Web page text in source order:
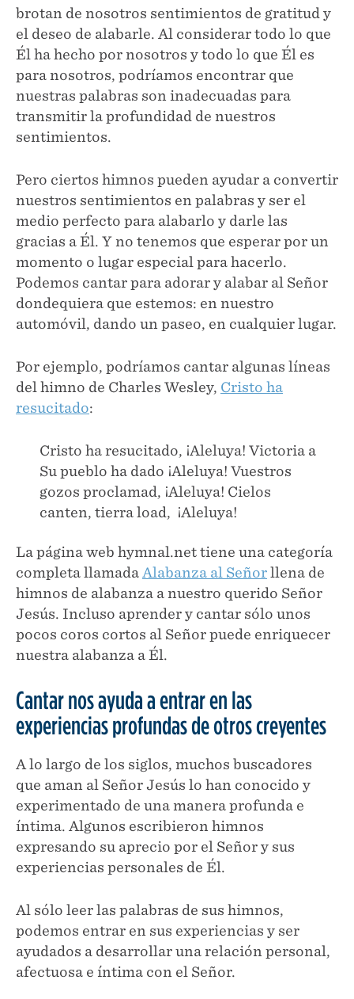
brotan de nosotros sentimientos de gratitud y
el deseo de alabarle. Al considerar todo lo que
Él ha hecho por nosotros y todo lo que Él es
para nosotros, podríamos encontrar que
nuestras palabras son inadecuadas para
transmitir la profundidad de nuestros
sentimientos.
Pero ciertos himnos pueden ayudar a convertir
nuestros sentimientos en palabras y ser el
medio perfecto para alabarlo y darle las
gracias a Él. Y no tenemos que esperar por un
momento o lugar especial para hacerlo.
Podemos cantar para adorar y alabar al Señor
dondequiera que estemos: en nuestro
automóvil, dando un paseo, en cualquier lugar.
Por ejemplo, podríamos cantar algunas líneas
del himno de Charles Wesley, Cristo ha
resucitado:
Cristo ha resucitado, ¡Aleluya! Victoria a
Su pueblo ha dado ¡Aleluya! Vuestros
gozos proclamad, ¡Aleluya! Cielos
canten, tierra load, ¡Aleluya!
La página web hymnal.net tiene una categoría
completa llamada Alabanza al Señorllena de
himnos de alabanza a nuestro querido Señor
Jesús. Incluso aprender y cantar sólo unos
pocos coros cortos al Señor puede enriquecer
nuestra alabanza a Él.
Cantar nos ayuda a entrar en las
experiencias profundas de otros creyentes
A lo largo de los siglos, muchos buscadores
que aman al Señor Jesús lo han conocido y
experimentado de una manera profunda e
íntima. Algunos escribieron himnos
expresando su aprecio por el Señor y sus
experiencias personales de Él.
Al sólo leer las palabras de sus himnos,
podemos entrar en sus experiencias y ser
ayudados a desarrollar una relación personal,
afectuosa e íntima con el Señor.